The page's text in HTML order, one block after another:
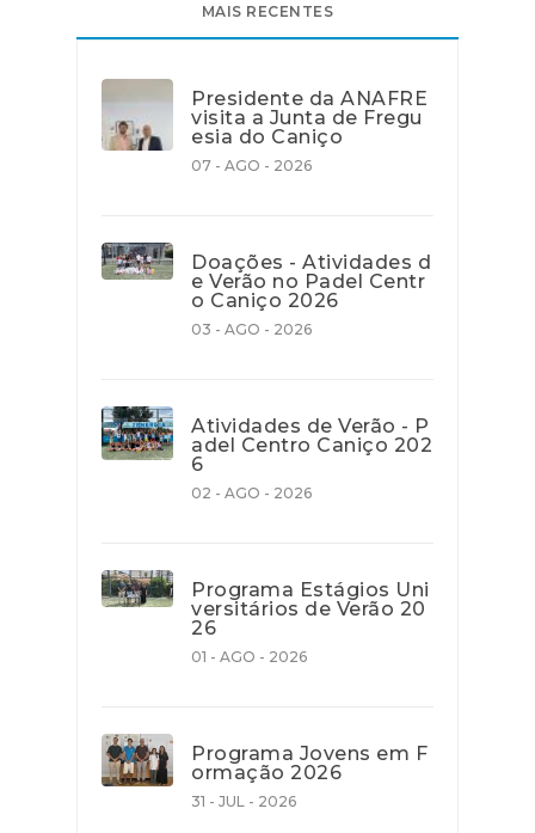
MAIS RECENTES
Presidente da ANAFRE
visita a Junta de Fregu
esia do Caniço
07 - AGO - 2026
Doações - Atividades d
e Verão no Padel Centr
o Caniço 2026
03 - AGO - 2026
Atividades de Verão - P
adel Centro Caniço 202
6
02 - AGO - 2026
Programa Estágios Uni
versitários de Verão 20
26
01 - AGO - 2026
Programa Jovens em F
ormação 2026
31 - JUL - 2026